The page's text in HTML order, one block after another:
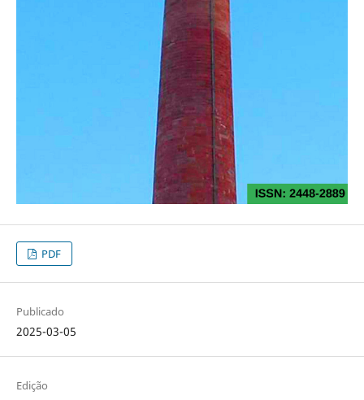
PDF
Publicado
2025-03-05
Edição